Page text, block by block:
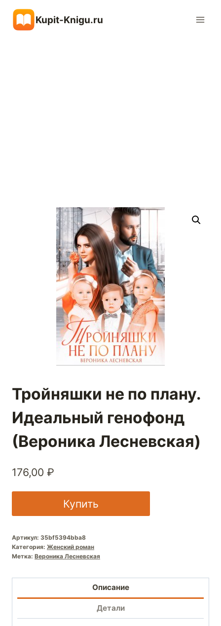
содержимому
Kupit-Knigu.ru
Тройняшки не по плану.
Идеальный генофонд
(Вероника Лесневская)
176,00 ₽
Купить
Артикул: 35bf5394bba8
Категория: Женский роман
Метка: Вероника Лесневская
Описание
Детали